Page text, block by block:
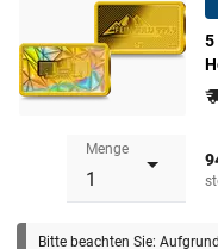
5
Menge
Bitte beachten Sie: